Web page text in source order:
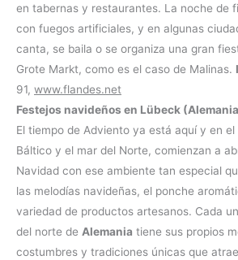
en tabernas y restaurantes. La noche de
con fuegos artificiales, y en algunas
canta, se baila o se organiza una gran
Grote Markt, como es el caso de Malinas.
91, www.flandes.net
Festejos navideños en Lübeck
El tiempo de Adviento ya está aquí y en
Báltico y el mar del Norte, comienzan a
Navidad con ese ambiente tan especial
las melodías navideñas, el ponche
variedad de productos artesanos. Cada
del norte de Alemania tiene sus propios
costumbres y tradiciones únicas que